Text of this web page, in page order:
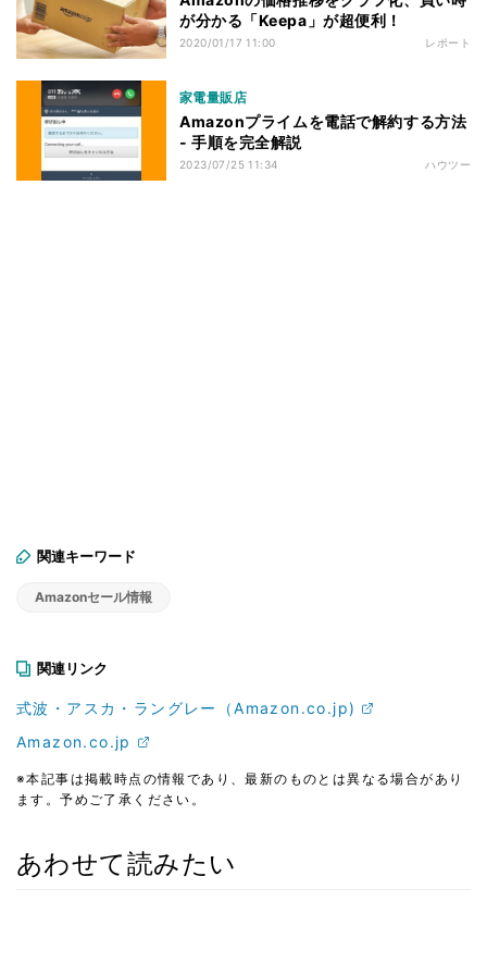
が分かる「Keepa」が超便利！
2020/01/17 11:00 レポート
家電量販店
Amazonプライムを電話で解約する方法
- 手順を完全解説
2023/07/25 11:34 ハウツー
関連キーワード
Amazonセール情報
関連リンク
式波・アスカ・ラングレー（Amazon.co.jp)
Amazon.co.jp
※本記事は掲載時点の情報であり、最新のものとは異なる場合があり
ます。予めご了承ください。
あわせて読みたい